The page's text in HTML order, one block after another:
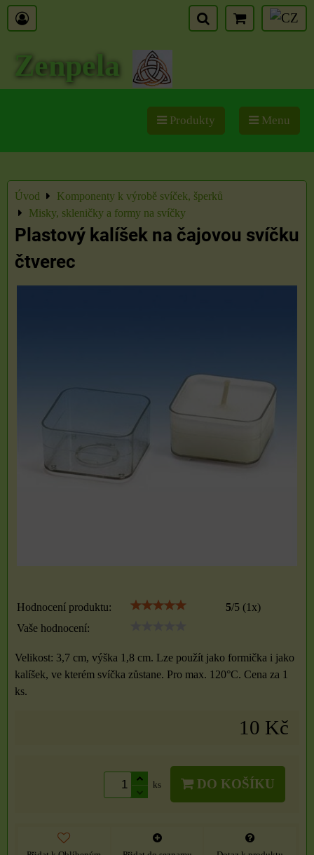
Zenpela
Produkty Menu
Úvod
Komponenty k výrobě svíček, šperků
Misky, skleničky a formy na svíčky
Plastový kalíšek na čajovou svíčku
čtverec
Hodnocení produktu: 5/5 (1 x)
Vaše hodnocení:
Velikost: 3,7 cm, výška 1,8 cm. Lze použít jako formička i jako
kalíšek, ve kterém svíčka zůstane. Pro max. 120°C. Cena za 1
ks.
10 Kč
ks DO KOŠÍKU